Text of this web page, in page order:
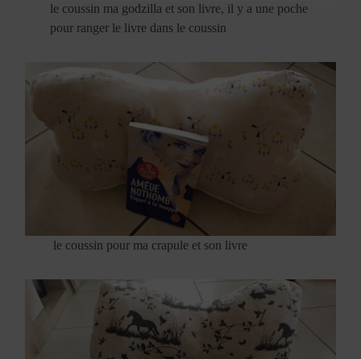
le coussin ma godzilla et son livre, il y a une poche
pour ranger le livre dans le coussin
le coussin pour ma crapule et son livre